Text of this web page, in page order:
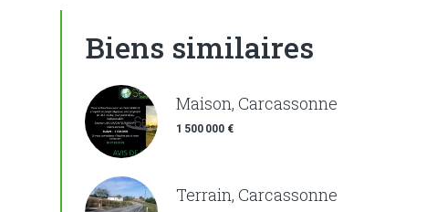
Biens similaires
Maison, Carcassonne
1 500 000 €
Terrain, Carcassonne